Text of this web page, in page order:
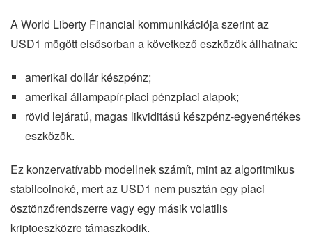
A World Liberty Financial kommunikációja szerint az
USD1 mögött elsősorban a következő eszközök állhatnak:
amerikai dollár készpénz;
amerikai állampapír-piaci pénzpiaci alapok;
rövid lejáratú, magas likviditású készpénz-egyenértékes
eszközök.
Ez konzervatívabb modellnek számít, mint az algoritmikus
stabilcoinoké, mert az USD1 nem pusztán egy piaci
ösztönzőrendszerre vagy egy másik volatilis
kriptoeszközre támaszkodik.